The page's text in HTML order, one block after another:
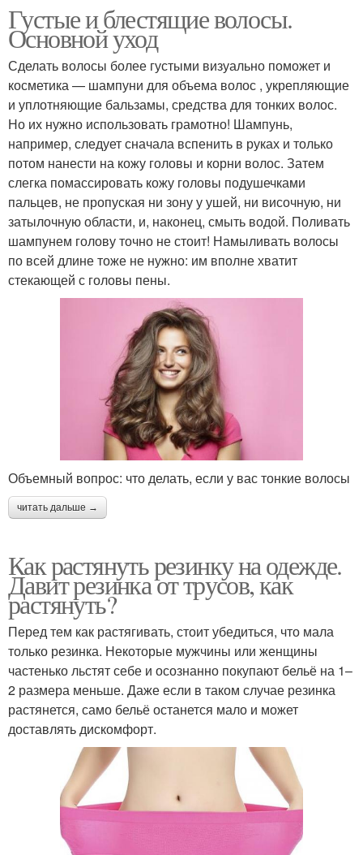
Густые и блестящие волосы.
Основной уход
Сделать волосы более густыми визуально поможет и
косметика — шампуни для объема волос , укрепляющие
и уплотняющие бальзамы, средства для тонких волос.
Но их нужно использовать грамотно! Шампунь,
например, следует сначала вспенить в руках и только
потом нанести на кожу головы и корни волос. Затем
слегка помассировать кожу головы подушечками
пальцев, не пропуская ни зону у ушей, ни височную, ни
затылочную области, и, наконец, смыть водой. Поливать
шампунем голову точно не стоит! Намыливать волосы
по всей длине тоже не нужно: им вполне хватит
стекающей с головы пены.
Объемный вопрос: что делать, если у вас тонкие волосы
читать дальше →
Как растянуть резинку на одежде.
Давит резинка от трусов, как
растянуть?
Перед тем как растягивать, стоит убедиться, что мала
только резинка. Некоторые мужчины или женщины
частенько льстят себе и осознанно покупают бельё на 1–
2 размера меньше. Даже если в таком случае резинка
растянется, само бельё останется мало и может
доставлять дискомфорт.